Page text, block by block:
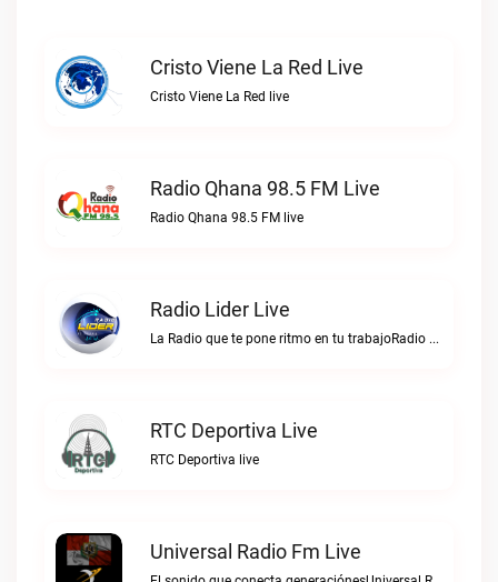
Cristo Viene La Red Live
Cristo Viene La Red live
Radio Qhana 98.5 FM Live
Radio Qhana 98.5 FM live
Radio Lider Live
La Radio que te pone ritmo en tu trabajoRadio Lider live
RTC Deportiva Live
RTC Deportiva live
Universal Radio Fm Live